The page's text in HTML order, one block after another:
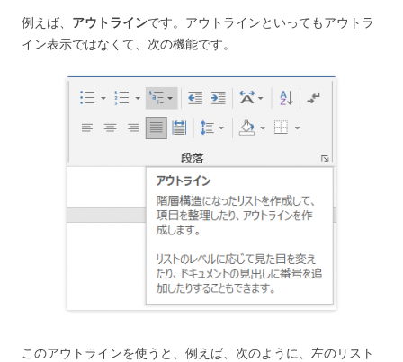
例えば、 アウトラインです。アウトラインといってもアウトラ
イン表示ではなくて、次の機能です。
このアウトラインを使うと、例えば、次のように、左のリスト